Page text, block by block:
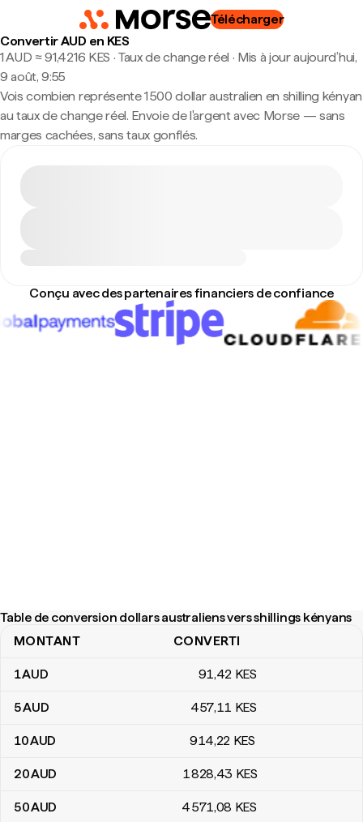
Télécharger
Convertir AUD en KES
1 AUD ≈ 91,4216 KES · Taux de change réel · Mis à jour aujourd’hui,
9 août, 9:55
Vois combien représente 1 500 dollar australien en shilling kényan
au taux de change réel. Envoie de l'argent avec Morse — sans
marges cachées, sans taux gonflés.
Conçu avec des partenaires financiers de confiance
Table de conversion dollars australiens vers shillings kényans
Table de conversion dollars australiens vers shillings kényans
MONTANT CONVERTI
1AUD 91,42 KES
5AUD 457,11 KES
10AUD 914,22 KES
20AUD 1 828,43 KES
50AUD 4 571,08 KES